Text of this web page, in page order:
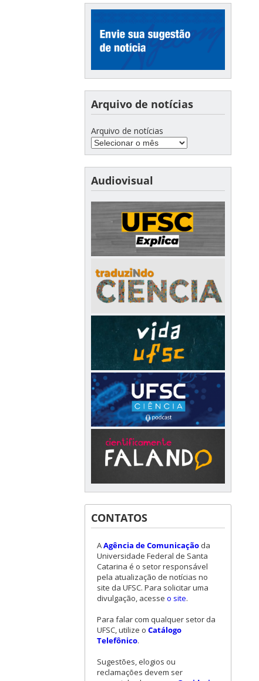
Arquivo de notícias
Arquivo de notícias
Audiovisual
CONTATOS
AAgência de Comunicação da
Universidade Federal de Santa
Catarina é o setor responsável
pela atualização de notícias no
site da UFSC. Para solicitar uma
divulgação, acesse o site.
Para falar com qualquer setor da
UFSC, utilize o Catálogo
Telefônico.
Sugestões, elogios ou
reclamações devem ser